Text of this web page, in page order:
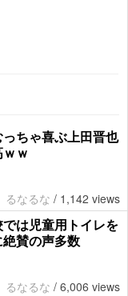
ちゃ喜ぶ上田晋也
ｗ
るなるな / 1,142 views
は児童用トイレを
賛の声多数
るなるな / 6,006 views